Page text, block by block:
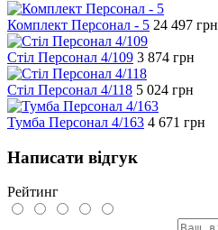
Комплект Персонал - 5 24 497 грн
Стіл Персонал 4/109 3 874 грн
Стіл Персонал 4/118 5 024 грн
Тумба Персонал 4/163 4 671 грн
Написати відгук
Рейтинг